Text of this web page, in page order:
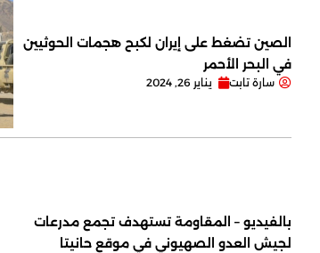
الصين تضغط على إيران لكبح هجمات الحوثيين
في البحر الأحمر
سارة تابت يناير 26, 2024
بالفيديو – المقاومة تستهدف تجمع مدرعات
لجيش العدو الصهيوني في موقع حانيتا